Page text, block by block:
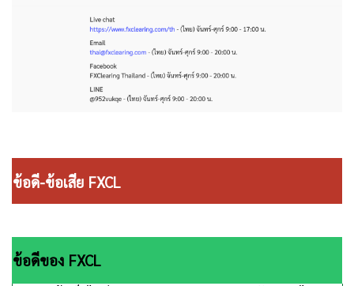
ข้อดี-ข้อเสีย FXCL
ข้อดีของ FXCL